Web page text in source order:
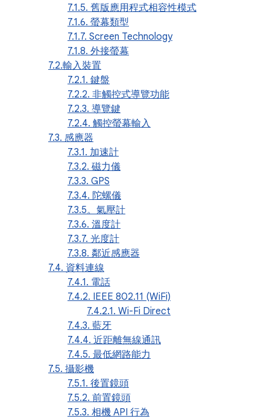
7.1.5. 舊版應用程式相容性模式
7.1.6. 螢幕類型
7.1.7. Screen Technology
7.1.8. 外接螢幕
7.2.輸入裝置
7.2.1. 鍵盤
7.2.2. 非觸控式導覽功能
7.2.3. 導覽鍵
7.2.4. 觸控螢幕輸入
7.3. 感應器
7.3.1. 加速計
7.3.2. 磁力儀
7.3.3. GPS
7.3.4. 陀螺儀
7.3.5。氣壓計
7.3.6. 溫度計
7.3.7. 光度計
7.3.8. 鄰近感應器
7.4. 資料連線
7.4.1. 電話
7.4.2. IEEE 802.11 (WiFi)
7.4.2.1. Wi-Fi Direct
7.4.3. 藍牙
7.4.4. 近距離無線通訊
7.4.5. 最低網路能力
7.5. 攝影機
7.5.1. 後置鏡頭
7.5.2. 前置鏡頭
7.5.3. 相機 API 行為